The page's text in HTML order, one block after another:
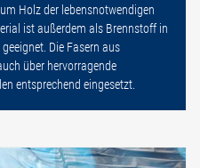
Holz der lebensnotwendigen
ist außerdem als Brennstoff in
Die Fasern aus
über hervorragende
entsprechend eingesetzt.